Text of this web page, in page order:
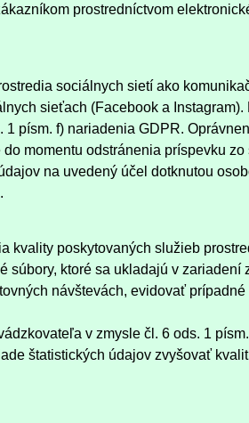
prostredníctvom
sociálnych sietí ako
sieťach (Facebook a
písm. f) nariadenia GDPR.
momentu odstránenia príspevku
na uvedený účel dotknutou
kvality poskytovaných služieb
ktoré sa ukladajú v zariadení
návštevách, evidovať
v zmysle čl. 6 ods. 1
štatistických údajov zvyšovať